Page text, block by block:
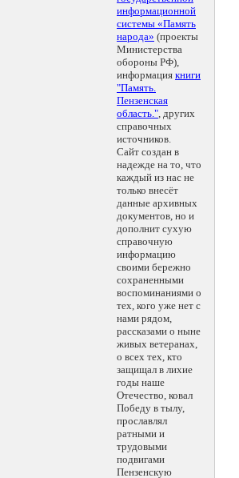
информационной
системы «Память
народа» (проекты
Министерства
обороны РФ),
информация книги
"Память.
Пензенская
область.", других
справочных
источников.
Сайт создан в
надежде на то, что
каждый из нас не
только внесёт
данные архивных
документов, но и
дополнит сухую
справочную
информацию
своими бережно
сохраненными
воспоминаниями о
тех, кого уже нет с
нами рядом,
рассказами о ныне
живых ветеранах,
о всех тех, кто
защищал в лихие
годы наше
Отечество, ковал
Победу в тылу,
прославлял
ратными и
трудовыми
подвигами
Пензенскую